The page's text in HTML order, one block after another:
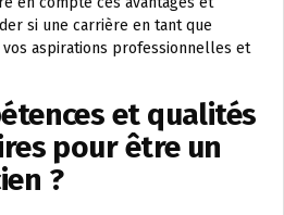
si une carrière en tant que
aspirations professionnelles et
et qualités
pour être un
?